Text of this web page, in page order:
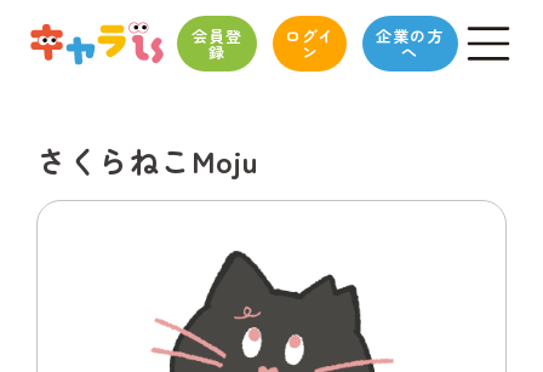
会員登
録
ログイ
ン
企業の方
へ
さくらねこMoju